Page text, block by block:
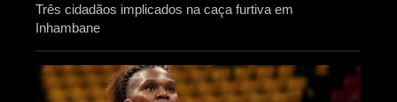
Três cidadãos implicados na caça furtiva em
Inhambane